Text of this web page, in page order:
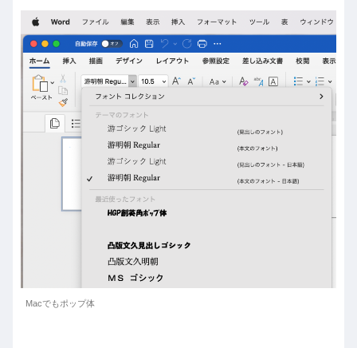
Macでもポップ体